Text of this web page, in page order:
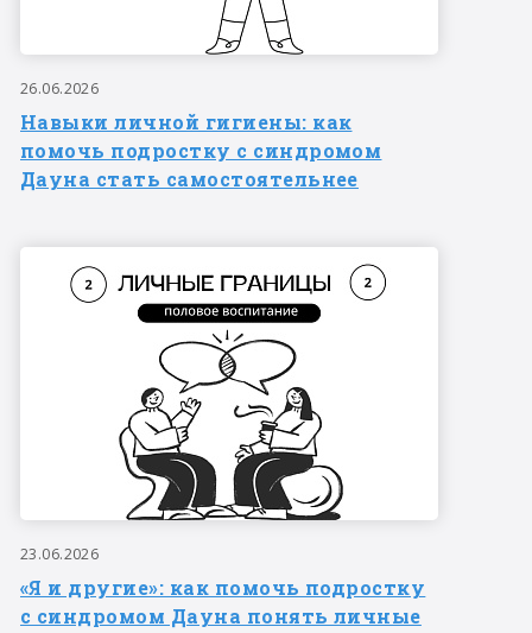
26.06.2026
Навыки личной гигиены: как
помочь подростку с синдромом
Дауна стать самостоятельнее
23.06.2026
«Я и другие»: как помочь подростку
с синдромом Дауна понять личные